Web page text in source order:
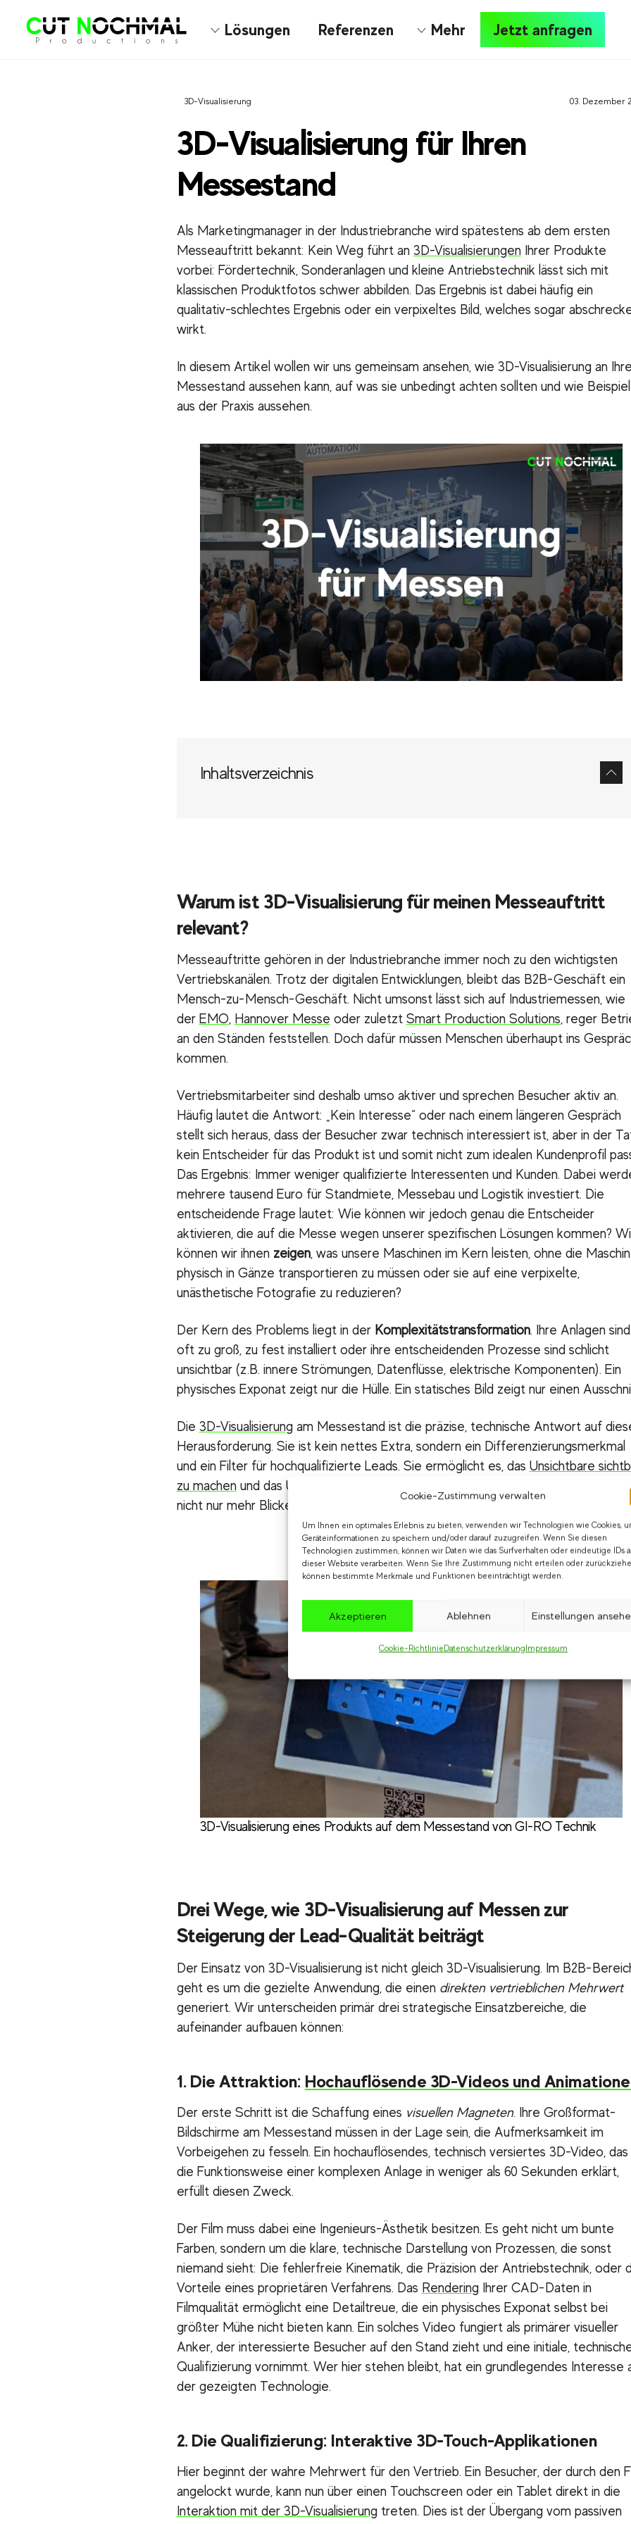
Cookie-Zustimmung verwalten
Um Ihnen ein optimales Erlebnis zu bieten, verwenden wir Technologien wie Cookies,
Geräteinformationen zu speichern und/oder darauf zuzugreifen. Wenn Sie diesen
Technologien zustimmen, können wir Daten wie das Surfverhalten oder eindeutige IDs
dieser Website verarbeiten. Wenn Sie Ihre Zustimmung nicht erteilen oder
können bestimmte Merkmale und Funktionen beeinträchtigt werden.
Akzeptieren Ablehnen Einstellungen
Cookie-RichtlinieDatenschutzerklärungImpressum
content
Lösungen Referenzen Mehr Jetzt anfragen
3D-Visualisierung 03. Dezember
3D-Visualisierung für Ihren
Messestand
Als Marketingmanager in der Industriebranche wird spätestens ab dem ersten
Messeauftritt bekannt: Kein Weg führt an 3D-VisualisierungenIhrer Produkte
vorbei: Fördertechnik, Sonderanlagen und kleine Antriebstechnik lässt sich mit
klassischen Produktfotos schwer abbilden. Das Ergebnis ist dabei häufig ein
qualitativ-schlechtes Ergebnis oder ein verpixeltes Bild, welches sogar
wirkt.
In diesem Artikel wollen wir uns gemeinsam ansehen, wie 3D-Visualisierung an
Messestand aussehen kann, auf was sie unbedingt achten sollten und wie
aus der Praxis aussehen.
Inhaltsverzeichnis
Warum ist 3D-Visualisierung für meinen Messeauftritt
relevant?
Messeauftritte gehören in der Industriebranche immer noch zu den wichtigsten
Vertriebskanälen. Trotz der digitalen Entwicklungen, bleibt das B2B-Geschäft ein
Mensch-zu-Mensch-Geschäft. Nicht umsonst lässt sich auf Industriemessen, wie
der EMO Hannover Messe oder zuletzt Smart Production Solutions , reger
an den Ständen feststellen. Doch dafür müssen Menschen überhaupt ins
kommen.
Vertriebsmitarbeiter sind deshalb umso aktiver und sprechen Besucher aktiv an.
Häufig lautet die Antwort: „Kein Interesse“ oder nach einem längeren Gespräch
stellt sich heraus, dass der Besucher zwar technisch interessiert ist, aber in der
kein Entscheider für das Produkt ist und somit nicht zum idealen Kundenprofil
Das Ergebnis: Immer weniger qualifizierte Interessenten und Kunden. Dabei
mehrere tausend Euro für Standmiete, Messebau und Logistik investiert. Die
entscheidende Frage lautet: Wie können wir jedoch genau die Entscheider
aktivieren, die auf die Messe wegen unserer spezifischen Lösungen kommen?
können wir ihnen zeigen, was unsere Maschinen im Kern leisten, ohne die
physisch in Gänze transportieren zu müssen oder sie auf eine verpixelte,
unästhetische Fotografie zu reduzieren?
Der Kern des Problems liegt in der Komplexitätstransformation. Ihre Anlagen sind
oft zu groß, zu fest installiert oder ihre entscheidenden Prozesse sind schlicht
unsichtbar (z.B. innere Strömungen, Datenflüsse, elektrische Komponenten). Ein
physisches Exponat zeigt nur die Hülle. Ein statisches Bild zeigt nur einen
Die 3D-Visualisierungam Messestand ist die präzise, technische Antwort auf
Herausforderung. Sie ist kein nettes Extra, sondern ein Differenzierungsmerkmal
und ein Filter für hochqualifizierte Leads. Sie ermöglicht es, das Unsichtbare
zu machenund das Unbewegliche dynamisch zu präsentieren. Dadurch ziehen Sie
nicht nur mehr Blicke an, sondern vor allem die
richtigen Blicke.
3D-Visualisierung eines Produkts auf dem Messestand von GI-RO Technik
Drei Wege, wie 3D-Visualisierung auf Messen zur
Steigerung der Lead-Qualität beiträgt
Der Einsatz von 3D-Visualisierung ist nicht gleich 3D-Visualisierung. Im B2B-
geht es um die gezielte Anwendung, die einen direkten vertrieblichen Mehrwert
generiert. Wir unterscheiden primär drei strategische Einsatzbereiche, die
aufeinander aufbauen können:
1. Die Attraktion: Hochauflösende 3D-Videos und
Der erste Schritt ist die Schaffung eines visuellen Magneten. Ihre Großformat-
Bildschirme am Messestand müssen in der Lage sein, die Aufmerksamkeit im
Vorbeigehen zu fesseln. Ein hochauflösendes, technisch versiertes 3D-Video, das
die Funktionsweise einer komplexen Anlage in weniger als 60 Sekunden erklärt,
erfüllt diesen Zweck.
Der Film muss dabei eine Ingenieurs-Ästhetik besitzen. Es geht nicht um bunte
Farben, sondern um die klare, technische Darstellung von Prozessen, die sonst
niemand sieht: Die fehlerfreie Kinematik, die Präzision der Antriebstechnik, oder
Vorteile eines proprietären Verfahrens. Das RenderingIhrer CAD-Daten in
Filmqualität ermöglicht eine Detailtreue, die ein physisches Exponat selbst bei
größter Mühe nicht bieten kann. Ein solches Video fungiert als primärer visueller
Anker, der interessierte Besucher auf den Stand zieht und eine initiale,
Qualifizierung vornimmt. Wer hier stehen bleibt, hat ein grundlegendes Interesse
der gezeigten Technologie.
2. Die Qualifizierung: Interaktive 3D-Touch-Applikationen
Hier beginnt der wahre Mehrwert für den Vertrieb. Ein Besucher, der durch den
angelockt wurde, kann nun über einen Touchscreen oder ein Tablet direkt in die
Interaktion mit der 3D-Visualisierungtreten. Dies ist der Übergang vom passiven